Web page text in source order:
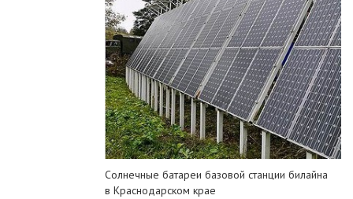
Солнечные батареи базовой станции билайна
в Краснодарском крае